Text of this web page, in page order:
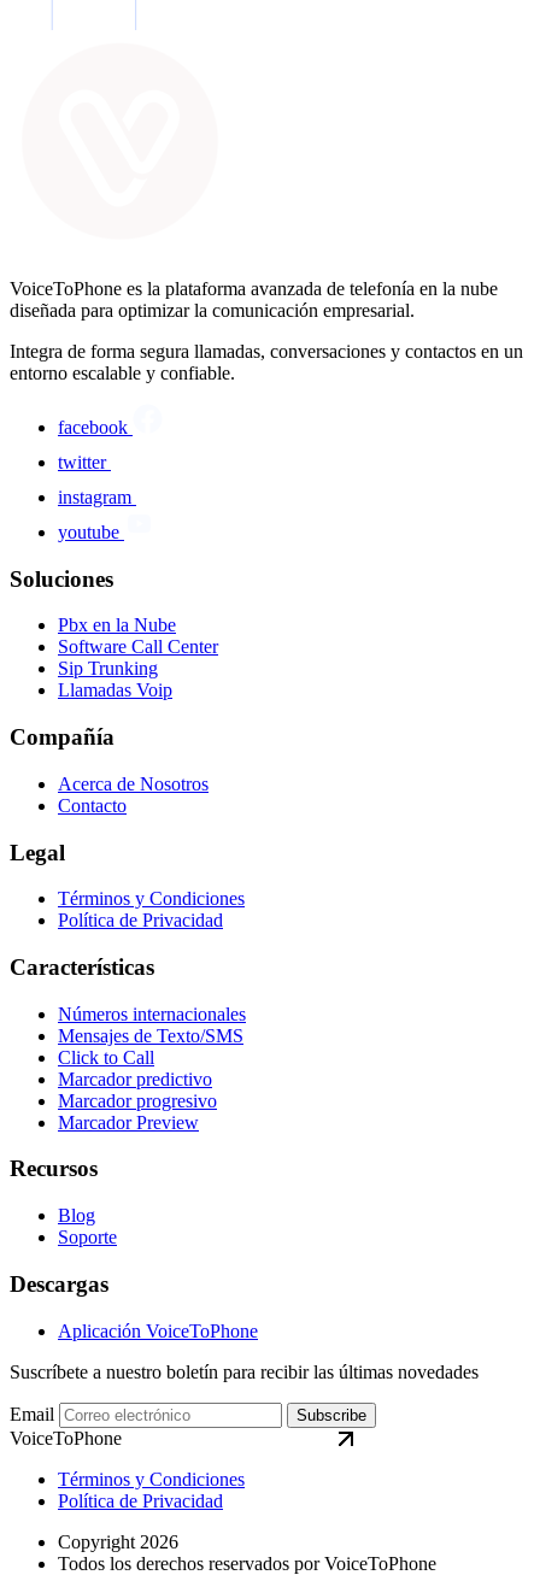
VoiceToPhone es la plataforma avanzada de telefonía en la nube
diseñada para optimizar la comunicación empresarial.
Integra de forma segura llamadas, conversaciones y contactos en un
entorno escalable y confiable.
facebook
twitter
instagram
youtube
Soluciones
Pbx en la Nube
Software Call Center
Sip Trunking
Llamadas Voip
Compañía
Acerca de Nosotros
Contacto
Legal
Términos y Condiciones
Política de Privacidad
Características
Números internacionales
Mensajes de Texto/SMS
Click to Call
Marcador predictivo
Marcador progresivo
Marcador Preview
Recursos
Blog
Soporte
Descargas
Aplicación VoiceToPhone
Suscríbete a nuestro boletín para recibir las últimas novedades
Email Subscribe
VoiceToPhone
Términos y Condiciones
Política de Privacidad
Copyright 2026
Todos los derechos reservados por VoiceToPhone